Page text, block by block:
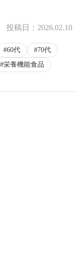
投稿日： 2026.02.10
60代
70代
栄養機能食品